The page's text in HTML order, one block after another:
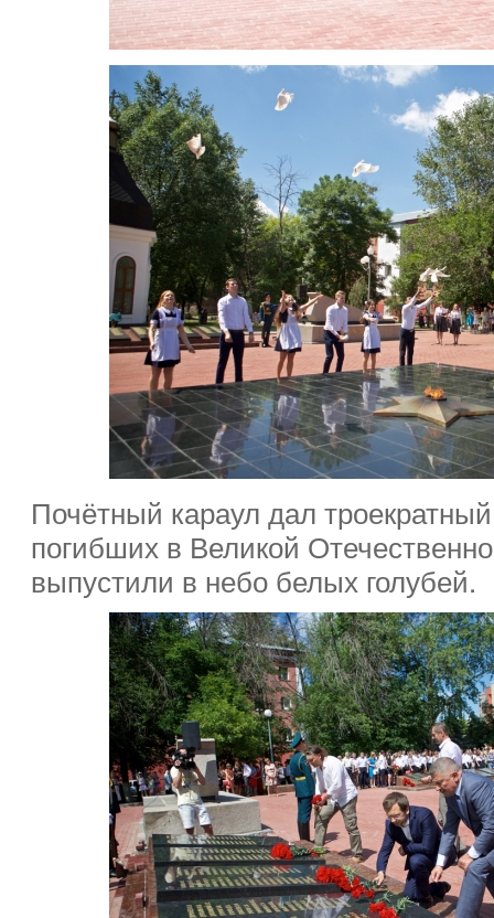
Почётный караул дал
погибших в Великой
выпустили в небо белых голубей.